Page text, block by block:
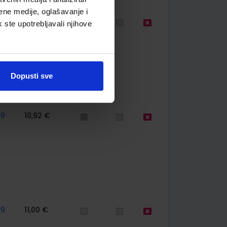
medije, oglašavanje i
ste upotrebljavali njihove
Dopusti sve
11,04 €
10,92 €
11,00 €